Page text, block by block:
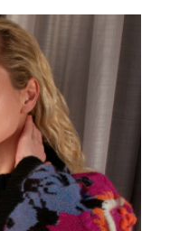
Entrega prevista 8/10/26
Entrega prevista 8/10/26
Entrega prevista 8/9/26
Entrega prevista8/10/26